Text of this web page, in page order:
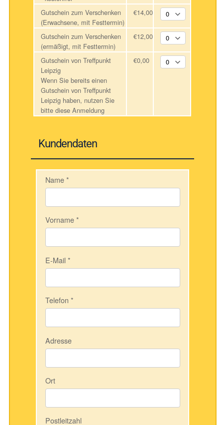
Gutschein zum Verschenken
(Erwachsene, mit Festtermin)
€14,00
Gutschein zum Verschenken
(ermäßigt, mit Festtermin)
€12,00
Gutschein von Treffpunkt
Leipzig
Wenn Sie bereits einen
Gutschein von Treffpunkt
Leipzig haben, nutzen Sie
bitte diese Anmeldung
€0,00
Kundendaten
Name*
Vorname*
E-Mail*
Telefon *
Adresse
Ort
Postleitzahl